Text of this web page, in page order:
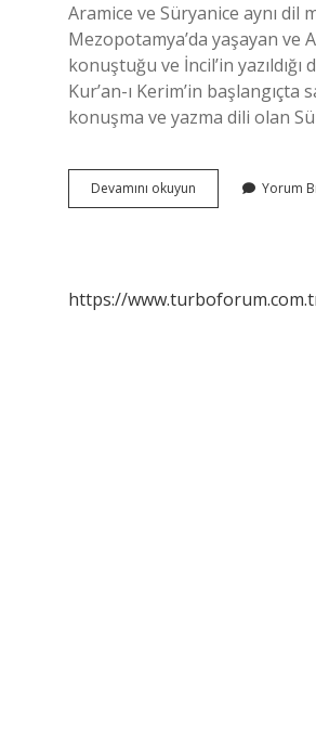
Aramice ve Süryanice aynı dil
Mezopotamya’da yaşayan ve
konuştuğu ve İncil’in
Kur’an-ı Kerim’in başlangıçta
konuşma ve yazma dili olan
Devamını okuyun Aramice
Kim
Yorum
https://